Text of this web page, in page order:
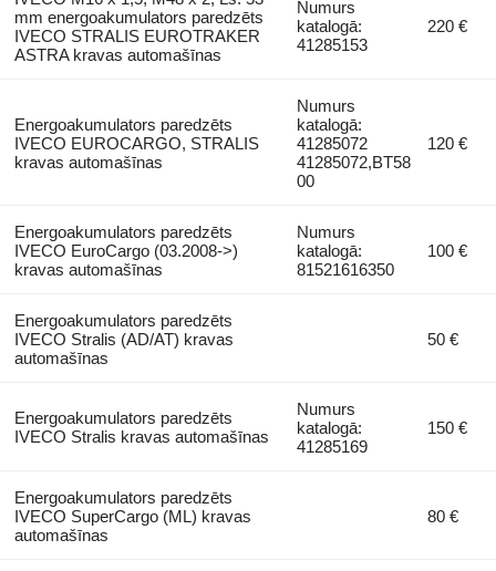
mm energoakumulators paredzēts
IVECO STRALIS EUROTRAKER
ASTRA kravas automašīnas
Numurs
katalogā:
41285153
220 €
Energoakumulators paredzēts
IVECO EUROCARGO, STRALIS
kravas automašīnas
Numurs
katalogā:
41285072
41285072,BT58
00
120 €
Energoakumulators paredzēts
IVECO EuroCargo (03.2008->)
kravas automašīnas
Numurs
katalogā:
81521616350
100 €
Energoakumulators paredzēts
IVECO Stralis (AD/AT) kravas
automašīnas
50 €
Energoakumulators paredzēts
IVECO Stralis kravas automašīnas
Numurs
katalogā:
41285169
150 €
Energoakumulators paredzēts
IVECO SuperCargo (ML) kravas
automašīnas
80 €